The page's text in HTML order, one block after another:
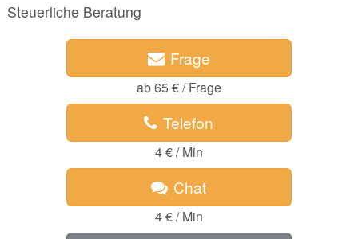
Steuerliche Beratung
Frage
ab 65 € / Frage
Telefon
4 € / Min
Chat
4 € / Min